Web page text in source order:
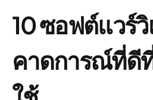
10 ซอฟต์แวร์วิ
คาดการณ์ที่ดี